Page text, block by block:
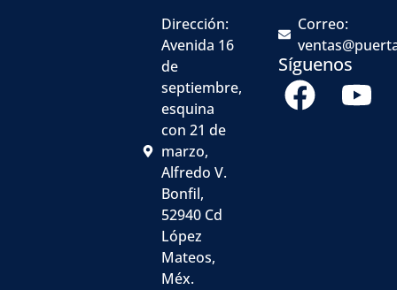
Dirección:
Avenida 16
de
septiembre,
esquina
con 21 de
marzo,
Alfredo V.
Bonfil,
52940 Cd
López
Mateos,
Méx.
Correo:
Síguenos